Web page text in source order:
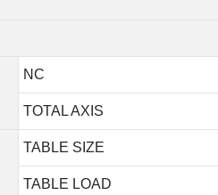
NC
TOTAL AXIS
TABLE SIZE
TABLE LOAD